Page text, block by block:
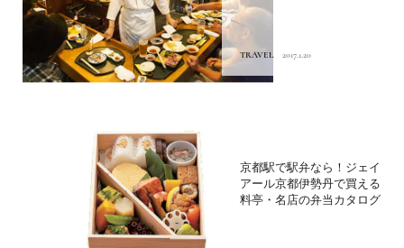
TRAVEL 2017.1.20
京都駅で駅弁なら！ジェイ
アール京都伊勢丹で買える
料亭・名店の弁当カタログ